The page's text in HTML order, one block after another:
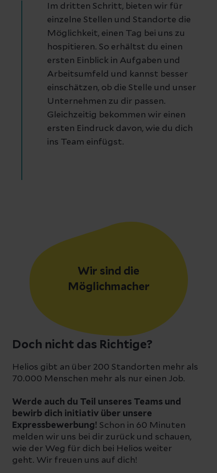
Im dritten Schritt, bieten wir für
einzelne Stellen und Standorte die
Möglichkeit, einen Tag bei uns zu
hospitieren. So erhältst du einen
ersten Einblick in Aufgaben und
Arbeitsumfeld und kannst besser
einschätzen, ob die Stelle und unser
Unternehmen zu dir passen.
Gleichzeitig bekommen wir einen
ersten Eindruck davon, wie du dich
ins Team einfügst.
Doch nicht das Richtige?
Helios gibt an über 200 Standorten mehr als
70.000 Menschen mehr als nur einen Job.
Werde auch du Teil unseres Teams und
bewirb dich initiativ über unsere
Expressbewerbung! Schon in 60 Minuten
melden wir uns bei dir zurück und schauen,
wie der Weg für dich bei Helios weiter
geht. Wir freuen uns auf dich!
Wir sind die
Möglichmacher